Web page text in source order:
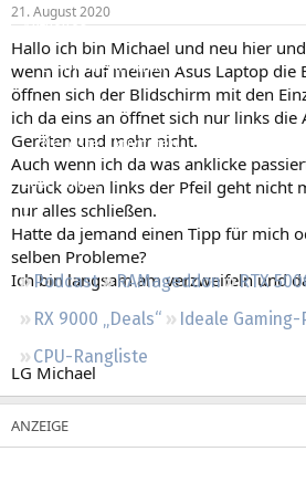
Aktuelles
Empfohlene Inhalte
Neue Beiträge
Neueste Aktivitäten
Leserartikel
Regeln
Podcast RAMageddon
RTX
RX 9000 „Deals“
Ideale Gaming-
CPU-Rangliste
e
r
t
a
21. August 2020
Hallo ich bin Michael und neu hier
wenn ich auf meinen Asus Laptop die
öffnen sich der Blidschirm mit den
ich da eins an öffnet sich nur links die
Geräten und mehr nicht.
Auch wenn ich da was anklicke
zurück oben links der Pfeil geht nicht
nur alles schließen.
Hatte da jemand einen Tipp für mich
selben Probleme?
Ich bin langsam am verzweifeln und
LG Michael